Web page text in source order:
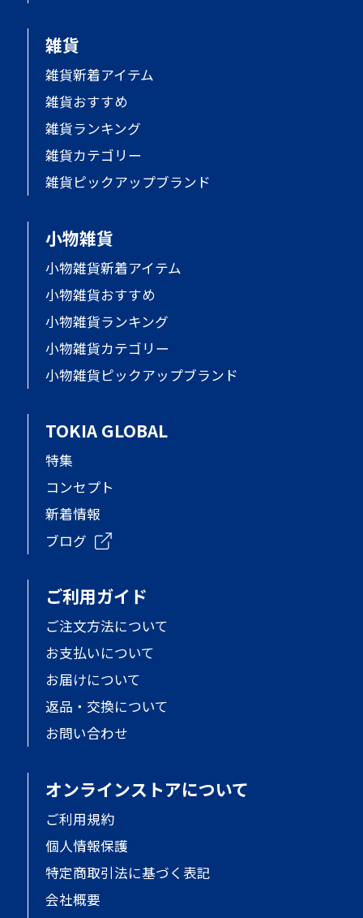
雑貨
雑貨新着アイテム
雑貨おすすめ
雑貨ランキング
雑貨カテゴリー
雑貨ピックアップブランド
小物雑貨
小物雑貨新着アイテム
小物雑貨おすすめ
小物雑貨ランキング
小物雑貨カテゴリー
小物雑貨ピックアップブランド
TOKIA GLOBAL
特集
コンセプト
新着情報
ブログ
ご利用ガイド
ご注文方法について
お支払いについて
お届けについて
返品・交換について
お問い合わせ
オンラインストアについて
ご利用規約
個人情報保護
特定商取引法に基づく表記
会社概要